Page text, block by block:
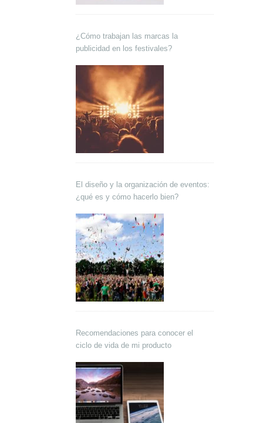
¿Cómo trabajan las marcas la
publicidad en los festivales?
El diseño y la organización de eventos:
¿qué es y cómo hacerlo bien?
Recomendaciones para conocer el
ciclo de vida de mi producto